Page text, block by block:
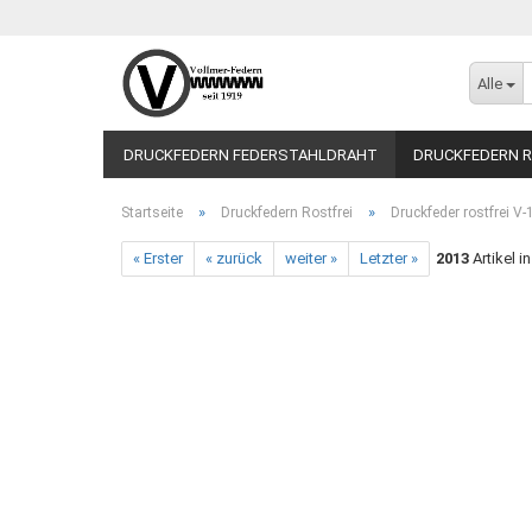
Alle
DRUCKFEDERN FEDERSTAHLDRAHT DRUCKFEDERN
Startseite » Druckfedern Rostfrei » Druckfeder rostfrei V-
« Erster « zurück weiter » Letzter » 2013 Artikel